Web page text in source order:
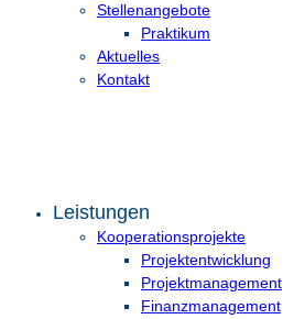
Stellenangebote
Praktikum
Aktuelles
Kontakt
Leistungen
Kooperationsprojekte
Projektentwicklung
Projektmanagement
Finanzmanagement